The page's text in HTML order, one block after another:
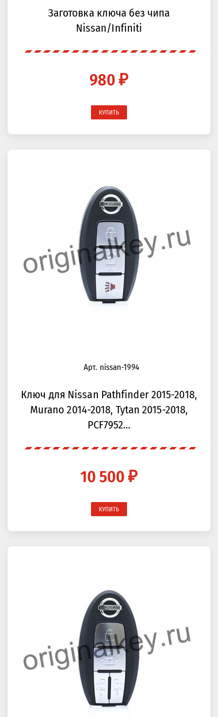
Заготовка ключа без чипа
Nissan/Infiniti
980 ₽
КУПИТЬ
Арт. nissan-1994
Ключ для Nissan Pathfinder 2015-2018,
Murano 2014-2018, Tytan 2015-2018,
PCF7952...
10 500 ₽
КУПИТЬ